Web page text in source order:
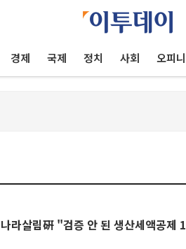
경제 국제 정치 사회 오피
나라살림硏 "검증 안 된 생산세액공제